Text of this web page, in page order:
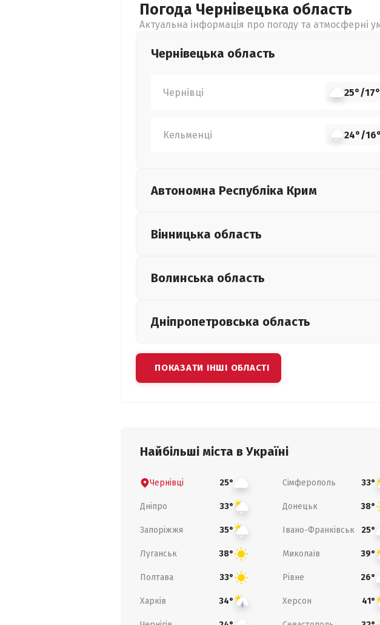
Погода Чернівецька область
Актуальна інформація про погоду та атмосферні
Чернівецька область
Чернівці 25°/17°
Кельменці 24°/16°
Автономна Республіка Крим
Вінницька область
Волинська область
Дніпропетровська область
ПОКАЗАТИ ІНШІ ОБЛАСТІ
Найбільші міста в Україні
Чернівці 25° Сімферополь 33°
Дніпро 33° Донецьк 38°
Запоріжжя 35° Івано-Франківськ 25°
Луганськ 38° Миколаїв 39°
Полтава 33° Рівне 26°
Харків 34° Херсон 41°